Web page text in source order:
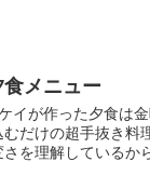
食メニュー
が作った夕食は金
だけの超手抜き料
を理解しているか